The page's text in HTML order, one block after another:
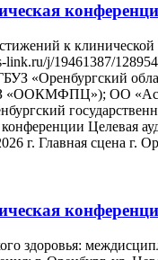
к
j/19461387/
«Оренбургский
«ООКМФПЦ»); ОО
Целевая
г. Главная сцена г.
здоровья: